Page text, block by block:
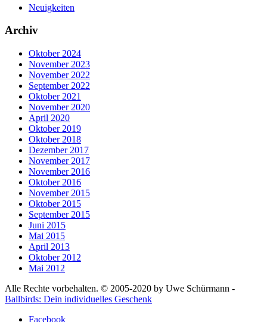
Neuigkeiten
Archiv
Oktober 2024
November 2023
November 2022
September 2022
Oktober 2021
November 2020
April 2020
Oktober 2019
Oktober 2018
Dezember 2017
November 2017
November 2016
Oktober 2016
November 2015
Oktober 2015
September 2015
Juni 2015
Mai 2015
April 2013
Oktober 2012
Mai 2012
Alle Rechte vorbehalten. © 2005-2020 by Uwe Schürmann -
Ballbirds: Dein individuelles Geschenk
Facebook